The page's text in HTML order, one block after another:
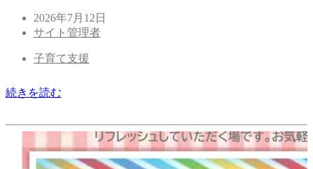
2026年7月12日
サイト管理者
子育て支援
続きを読む